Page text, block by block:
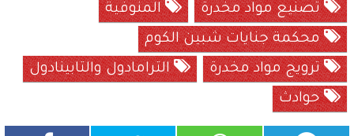
تصنيع مواد مخدرة
المنوفية
محكمة جنايات شبين الكوم
ترويج مواد مخدرة
الترامادول والتابينادول
حوادث